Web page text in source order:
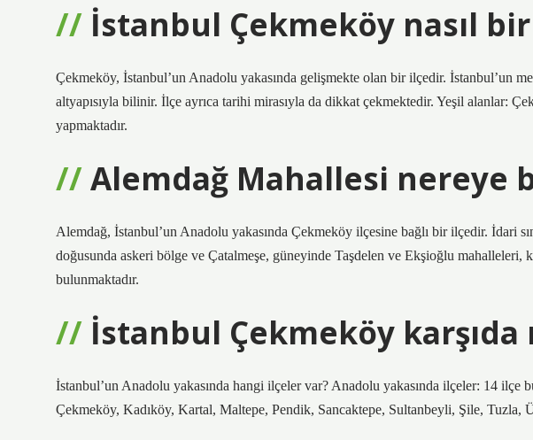
İstanbul Çekmeköy nasıl
Çekmeköy, İstanbul’un Anadolu yakasında gelişmekte olan bir ilçedir. İstanbul’un
altyapısıyla bilinir. İlçe ayrıca tarihi mirasıyla da dikkat çekmektedir. Yeşil alanlar:
yapmaktadır.
Alemdağ Mahallesi nereye
Alemdağ, İstanbul’un Anadolu yakasında Çekmeköy ilçesine bağlı bir ilçedir. İdari
doğusunda askeri bölge ve Çatalmeşe, güneyinde Taşdelen ve Ekşioğlu mahalleleri,
bulunmaktadır.
İstanbul Çekmeköy karşıda
İstanbul’un Anadolu yakasında hangi ilçeler var? Anadolu yakasında ilçeler: 14 ilçe
Çekmeköy, Kadıköy, Kartal, Maltepe, Pendik, Sancaktepe, Sultanbeyli, Şile, Tuzla,